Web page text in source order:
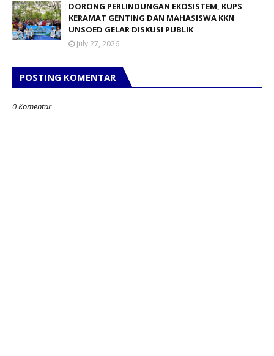
DORONG PERLINDUNGAN EKOSISTEM, KUPS
KERAMAT GENTING DAN MAHASISWA KKN
UNSOED GELAR DISKUSI PUBLIK
July 27, 2026
POSTING KOMENTAR
0 Komentar